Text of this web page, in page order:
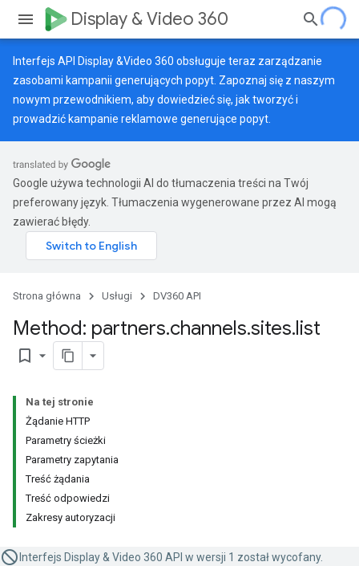
Display & Video 360
Interfejs API Display &Video 360 obsługuje teraz zarządzanie
zasobami kampanii generujących popyt. Zapoznaj się z naszym
nowym przewodnikiem, aby dowiedzieć się, jak tworzyć i
prowadzić kampanie reklamowe generujące popyt.
Google używa technologii AI do tłumaczenia treści na Twój
preferowany język. Tłumaczenia wygenerowane przez AI mogą
zawierać błędy.
Strona główna Usługi DV360 API
Method: partners.channels.sites.list
bookmark_border
Na tej stronie
Żądanie HTTP
Parametry ścieżki
Parametry zapytania
Treść żądania
Treść odpowiedzi
Zakresy autoryzacji
Interfejs Display & Video 360 API w wersji 1 został wycofany.